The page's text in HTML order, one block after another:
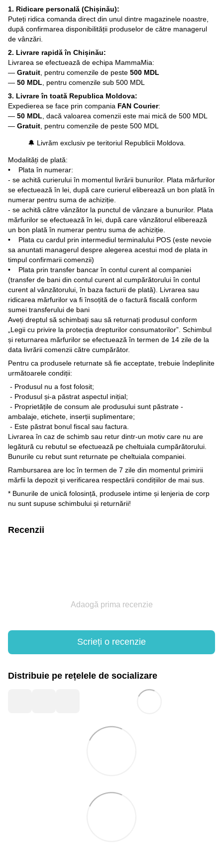
1. Ridicare personală (Chișinău):
Puteți ridica comanda direct din unul dintre magazinele noastre,
după confirmarea disponibilității produselor de către managerul
de vânzări.
2. Livrare rapidă în Chișinău:
Livrarea se efectuează de echipa MammaMia:
— Gratuit , pentru comenzile de peste 500 MDL
— 50 MDL , pentru comenzile sub 500 MDL
3. Livrare în toată Republica Moldova:
Expedierea se face prin compania FAN Courier:
— 50 MDL , dacă valoarea comenzii este mai mică de 500 MDL
— Gratuit , pentru comenzile de peste 500 MDL
🔔 Livrăm exclusiv pe teritoriul Republicii Moldova.
Modalități de plată:
• Plata în numerar:
- se achită curierului în momentul livrării bunurilor. Plata mărfurilor
se efectuează în lei, după care curierul eliberează un bon plată în
numerar pentru suma de achiziție.
- se achită către vânzător la punctul de vânzare a bunurilor. Plata
mărfurilor se efectuează în lei, după care vânzătorul eliberează
un bon plată în numerar pentru suma de achiziție.
• Plata cu cardul prin intermediul terminalului POS (este nevoie
sa anuntati managerul despre alegerea acestui mod de plata in
timpul confirmarii comenzii)
• Plata prin transfer bancar în contul curent al companiei
(transfer de bani din contul curent al cumpărătorului în contul
curent al vânzătorului, în baza facturii de plată). Livrarea sau
ridicarea mărfurilor va fi însoțită de o factură fiscală conform
sumei transferului de bani
Aveți dreptul să schimbați sau să returnați produsul conform
„Legii cu privire la protecția drepturilor consumatorilor”. Schimbul
și returnarea mărfurilor se efectuează în termen de 14 zile de la
data livrării comenzii către cumpărător.
Pentru ca produsele returnate să fie acceptate, trebuie îndeplinite
următoarele condiții:
- Produsul nu a fost folosit;
- Produsul și-a păstrat aspectul inițial;
- Proprietățile de consum ale produsului sunt păstrate -
ambalaje, etichete, inserții suplimentare;
- Este păstrat bonul fiscal sau factura.
Livrarea în caz de schimb sau retur dintr-un motiv care nu are
legătură cu rebutul se efectuează pe cheltuiala cumpărătorului.
Bunurile cu rebut sunt returnate pe cheltuiala companiei.
Rambursarea are loc în termen de 7 zile din momentul primirii
mărfii la depozit și verificarea respectării condițiilor de mai sus.
* Bunurile de unică folosință, produsele intime și lenjeria de corp
nu sunt supuse schimbului și returnării!
Recenzii
Adaogă prima recenzie
Scrieți o recenzie
Distribuie pe rețelele de socializare